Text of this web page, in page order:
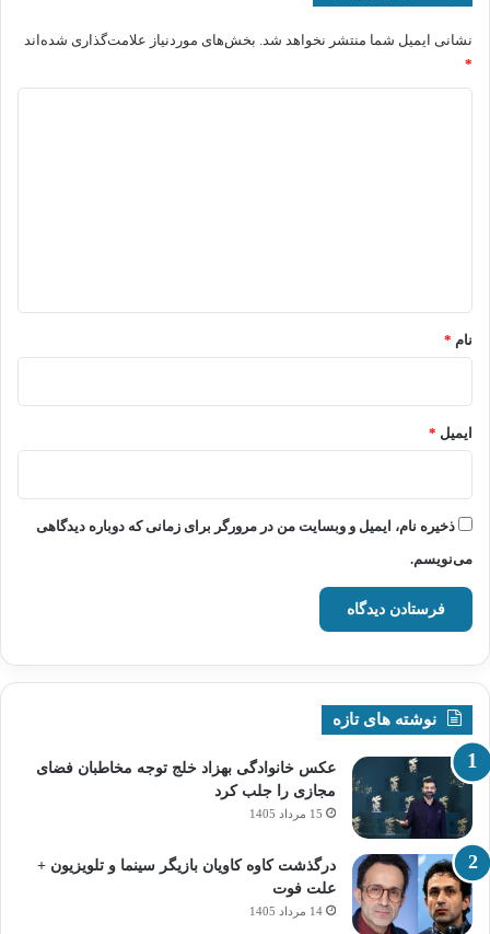
نشانی ایمیل شما منتشر نخواهد شد. بخش‌های موردنیاز علامت‌گذاری شده‌اند
*
نام *
ایمیل *
ذخیره نام، ایمیل و وبسایت من در مرورگر برای زمانی که دوباره دیدگاهی
می‌نویسم.
نوشته های تازه
عکس خانوادگی بهزاد خلج توجه مخاطبان فضای
مجازی را جلب کرد
15 مرداد 1405
درگذشت کاوه کاویان بازیگر سینما و تلویزیون +
علت فوت
14 مرداد 1405